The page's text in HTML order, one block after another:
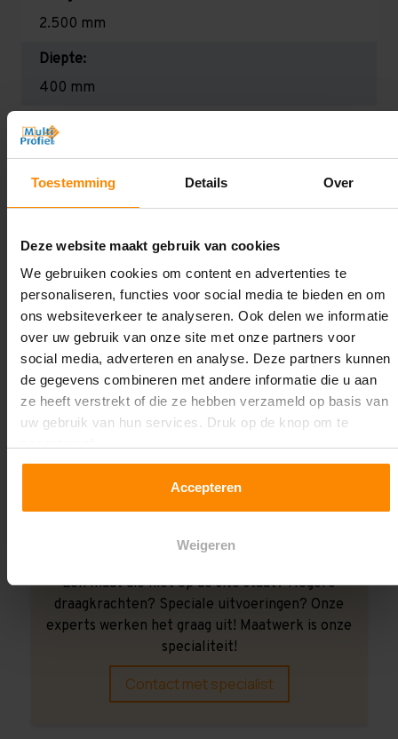
Toestemming Details Over
Deze website maakt gebruik van cookies
We gebruiken cookies om content en advertenties te
personaliseren, functies voor social media te bieden en om
ons websiteverkeer te analyseren. Ook delen we informatie
over uw gebruik van onze site met onze partners voor
social media, adverteren en analyse. Deze partners kunnen
de gegevens combineren met andere informatie die u aan
ze heeft verstrekt of die ze hebben verzameld op basis van
uw gebruik van hun services. Druk op de knop om te
Accepteren
Weigeren
2.500 mm
Diepte:
400 mm
Lengte:
Liggerlengte:
Aantal niveaus:
3
Draagkracht:
Licht (130 kg per legbord)
Oplossing op maat nodig?
Een maat die niet op de site staat? Hogere
draagkrachten? Speciale uitvoeringen? Onze
experts werken het graag uit! Maatwerk is onze
specialiteit!
Contact met specialist